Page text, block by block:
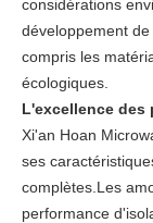
considérations
développement
compris les
écologiques.
L'excellence des
Xi'an Hoan
ses
complètes.Les
performance